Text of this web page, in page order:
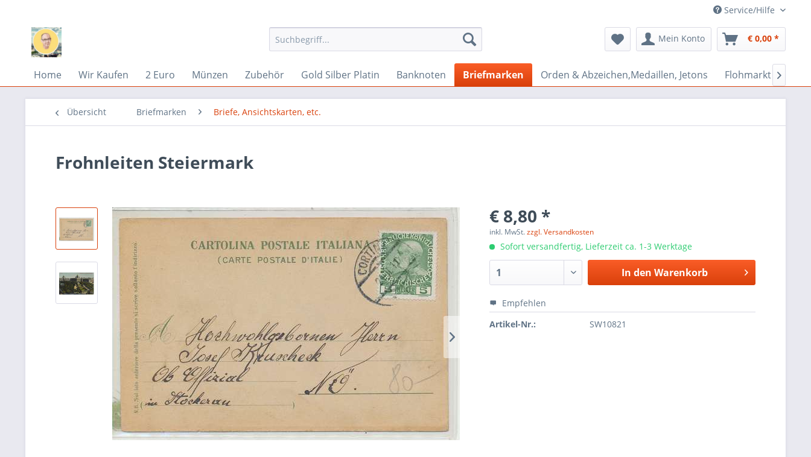
Service/Hilfe
Mein Konto € 0,00 *
Home Wir Kaufen 2 Euro Münzen Zubehör Gold Silber Platin Banknoten Briefmarken Orden & Abzeichen,Medaillen, Jetons Flohmarkt Bazar

Übersicht Briefmarken Briefe, Ansichtskarten, etc.
Frohnleiten Steiermark
€ 8,80 *
inkl. MwSt.zzgl. Versandkosten
Sofort versandfertig, Lieferzeit ca. 1-3 Werktage
In den Warenkorb
Empfehlen
Artikel-Nr.:
SW10821